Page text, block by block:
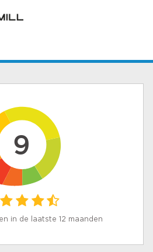
9
in de laatste 12 maanden